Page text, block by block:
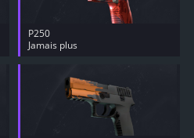
P250
Jamais plus